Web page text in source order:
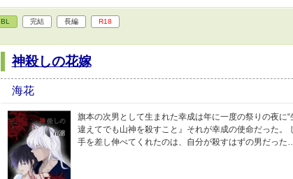
BL 完結 長編 R18
神殺しの花嫁
海花
旗本の次男として生まれた幸成は年に一度の祭りの夜に
違えてでも山神を殺すこと』それが幸成の使命だった
手を差し伸べてくれたのは、自分が殺すはずの男だっ